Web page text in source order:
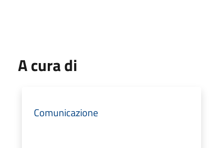
A cura di
Comunicazione